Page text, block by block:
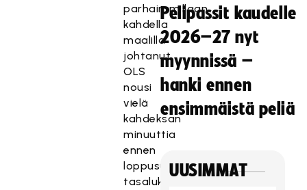
parhaimmillaan
kahdella
maalilla
johtanut
OLS
nousi
vielä
kahdeksan
minuuttia
ennen
loppusummeria
tasalukemiin
Pelipassit kaudelle
2026–27 nyt
myynnissä –
hanki ennen
ensimmäistä peliä
UUSIMMAT